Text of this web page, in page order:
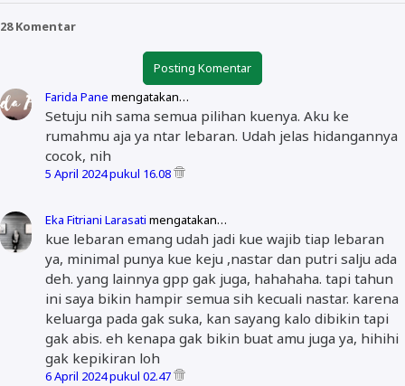
28 Komentar
Posting Komentar
Farida Pane mengatakan…
Setuju nih sama semua pilihan kuenya. Aku ke
rumahmu aja ya ntar lebaran. Udah jelas hidangannya
cocok, nih
5 April 2024 pukul 16.08
Eka Fitriani Larasati mengatakan…
kue lebaran emang udah jadi kue wajib tiap lebaran
ya, minimal punya kue keju ,nastar dan putri salju ada
deh. yang lainnya gpp gak juga, hahahaha. tapi tahun
ini saya bikin hampir semua sih kecuali nastar. karena
keluarga pada gak suka, kan sayang kalo dibikin tapi
gak abis. eh kenapa gak bikin buat amu juga ya, hihihi
gak kepikiran loh
6 April 2024 pukul 02.47